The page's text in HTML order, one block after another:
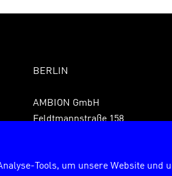
Tools, um unsere Website und
BERLIN
AMBION GmbH
Feldtmannstraße 158
Fax +49 30 726278429